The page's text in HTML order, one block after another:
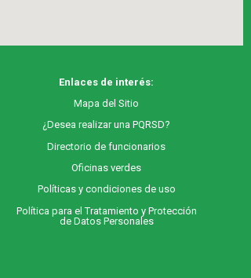
Enlaces de interés:
Mapa del Sitio
¿Desea realizar una PQRSD?
Directorio de funcionarios
Oficinas verdes
Políticas y condiciones de uso
Política para el Tratamiento y Protección
de Datos Personales